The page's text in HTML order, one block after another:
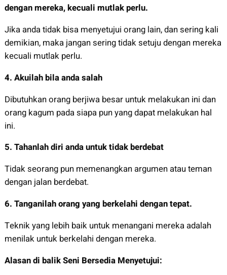
dengan mereka, kecuali mutlak perlu.
Jika anda tidak bisa menyetujui orang lain, dan sering kali
demikian, maka jangan sering tidak setuju dengan mereka
kecuali mutlak perlu.
4. Akuilah bila anda salah
Dibutuhkan orang berjiwa besar untuk melakukan ini dan
orang kagum pada siapa pun yang dapat melakukan hal
ini.
5. Tahanlah diri anda untuk tidak berdebat
Tidak seorang pun memenangkan argumen atau teman
dengan jalan berdebat.
6. Tanganilah orang yang berkelahi dengan tepat.
Teknik yang lebih baik untuk menangani mereka adalah
menilak untuk berkelahi dengan mereka.
Alasan di balik Seni Bersedia Menyetujui: